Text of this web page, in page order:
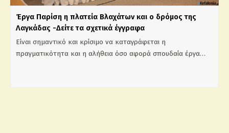
Έργα Παρίση η πλατεία Βλαχάτων και ο δρόμος της
Λαγκάδας -Δείτε τα σχετικά έγγραφα
Είναι σημαντικό και κρίσιμο να καταγράφεται η
πραγματικότητα και η αλήθεια όσο αφορά σπουδαία έργα…